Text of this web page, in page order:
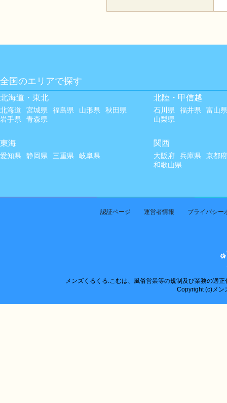
全国のエリアで探す
北海道・東北
北海道 宮城県 福島県 山形県
秋田県
岩手県
青森県
北陸・甲信越
石川県 福井県
富山県
山梨県
東海
愛知県 静岡県 三重県 岐阜県
関西
大阪府 兵庫県
京都府
和歌山県
認証ページ 運営者情報 プライバシー
メンズくるくる.こむは、風俗営業等の規制及び業務の適
Copyright (c)メン